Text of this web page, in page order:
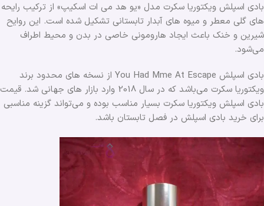
بادی اسپلش ویکتوریا سکرت مدل «یو هد می ات اسکیپ» از ترکیب رایحه
های گلی معطر و میوه های آبدار تابستانی تشکیل شده است. این روایح
شیرین و خنک باعث ایجاد هارومونی خاصی در بدن و محیط اطراف
می‌شود.
بادی اسپلش You Had Mme At Escape از نسخه های محدود برند
ویکتوریا سکرت می‌باشد که در سال 2018 وارد بازار های جهانی شد. قیمت
بادی اسپلش ویکتوریا سکرت بسیار مناسب بوده و می‌تواند گزینه مناسبی
برای خرید بادی اسپلش در فصل تابستان باشد.